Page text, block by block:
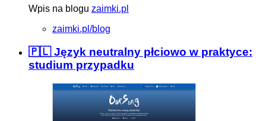
Wpis na blogu zaimki.pl
zaimki.pl/blog
🇵🇱 Język neutralny płciowo w praktyce:
studium przypadku